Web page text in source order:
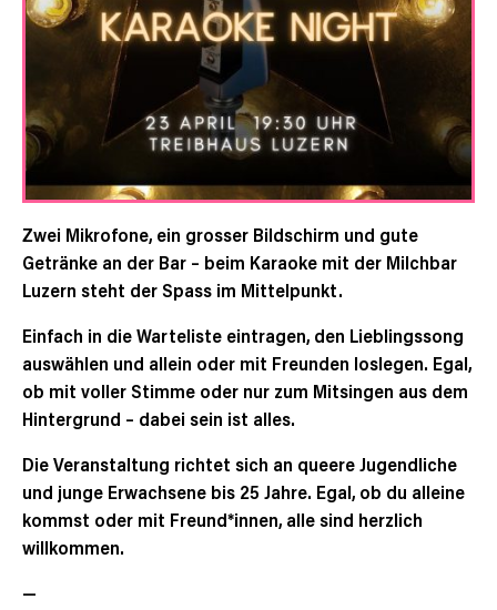
Zwei Mikrofone, ein grosser Bildschirm und gute
Getränke an der Bar – beim Karaoke mit der Milchbar
Luzern steht der Spass im Mittelpunkt.
Einfach in die Warteliste eintragen, den Lieblingssong
auswählen und allein oder mit Freunden loslegen. Egal,
ob mit voller Stimme oder nur zum Mitsingen aus dem
Hintergrund – dabei sein ist alles.
Die Veranstaltung richtet sich an queere Jugendliche
und junge Erwachsene bis 25 Jahre. Egal, ob du alleine
kommst oder mit Freund*innen, alle sind herzlich
willkommen.
—